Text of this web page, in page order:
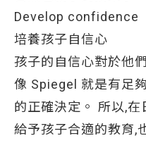
Develop confidence
培養孩子自信心
孩子的自信心對於他
像 Spiegel 就是有足
的正確決定。 所以,
給予孩子合適的教育,